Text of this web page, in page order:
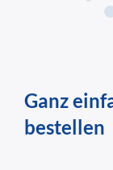
Ganz
bestellen